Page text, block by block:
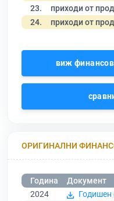
23. приходи от
24. приходи от
виж
ОРИГИНАЛНИ
Година
Документ
2024
Годишен